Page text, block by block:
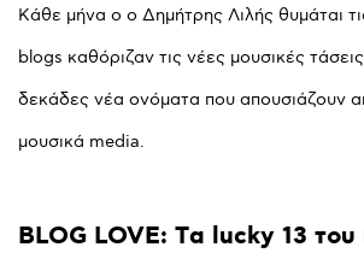
Kάθε μήνα ο ο Δημήτρης Λιλής θυμάται
blogs καθόριζαν τις νέες μουσικές
δεκάδες νέα ονόματα που απουσιάζουν
μουσικά media.
BLOG LOVE: Tα lucky 13 του